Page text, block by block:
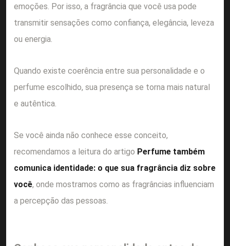
emoções. Por isso, a fragrância que você usa pode
transmitir sensações como confiança, elegância, leveza
ou energia.
Quando existe coerência entre sua personalidade e o
perfume escolhido, sua presença se torna mais natural
e autêntica.
Se você ainda não conhece esse conceito,
recomendamos a leitura do artigo Perfume também
comunica identidade: o que sua fragrância diz sobre
você, onde mostramos como as fragrâncias influenciam
a percepção das pessoas.